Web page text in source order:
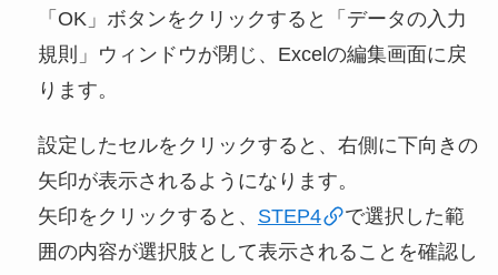
「OK」ボタンをクリックすると「データの入力
規則」ウィンドウが閉じ、Excelの編集画面に戻
ります。
設定したセルをクリックすると、右側に下向きの
矢印が表示されるようになります。
矢印をクリックすると、 STEP4
で選択した範
囲の内容が選択肢として表示されることを確認し